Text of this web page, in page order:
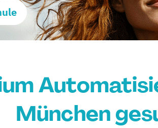
München